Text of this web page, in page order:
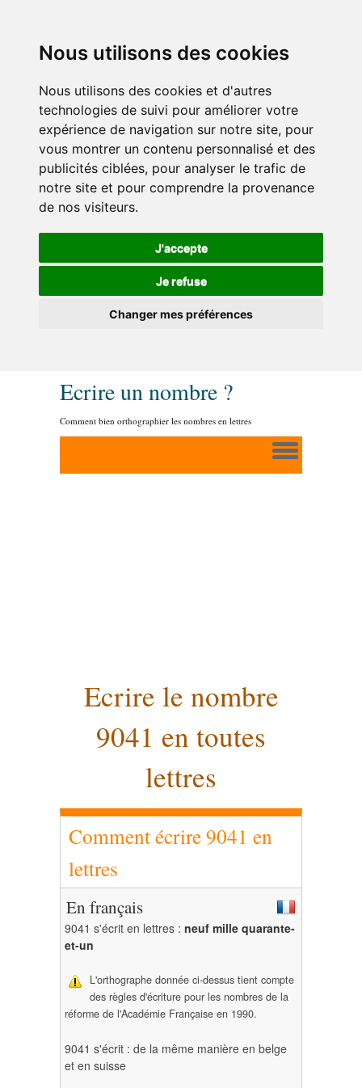
Nous utilisons des cookies
Nous utilisons des cookies et d'autres
technologies de suivi pour améliorer votre
expérience de navigation sur notre site, pour
vous montrer un contenu personnalisé et des
publicités ciblées, pour analyser le trafic de
notre site et pour comprendre la provenance
de nos visiteurs.
J'accepte
Je refuse
Changer mes préférences
Ecrire un nombre ?
Comment bien orthographier les nombres en lettres
Ecrire le nombre
9041 en toutes
lettres
Comment écrire 9041 en
lettres
En français
9041 s'écrit en lettres : neuf mille quarante-
et-un
L'orthographe donnée ci-dessus tient compte
des règles d'écriture pour les nombres de la
réforme de l'Académie Française en 1990.
9041 s'écrit : de la même manière en belge
et en suisse